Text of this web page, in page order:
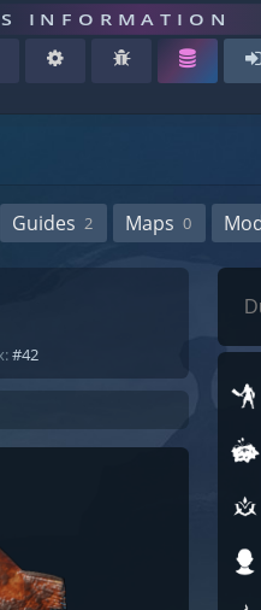
INFORMATION
Guides 2 Maps 0
#42